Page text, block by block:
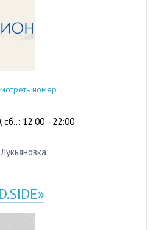
496-03-52
номер
сб..: 12:00—22:00